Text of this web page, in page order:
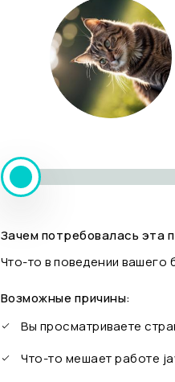
Зачем потребовалась эта
Что-то в поведении вашего
Возможные причины:
Вы просматриваете
Что-то мешает работе